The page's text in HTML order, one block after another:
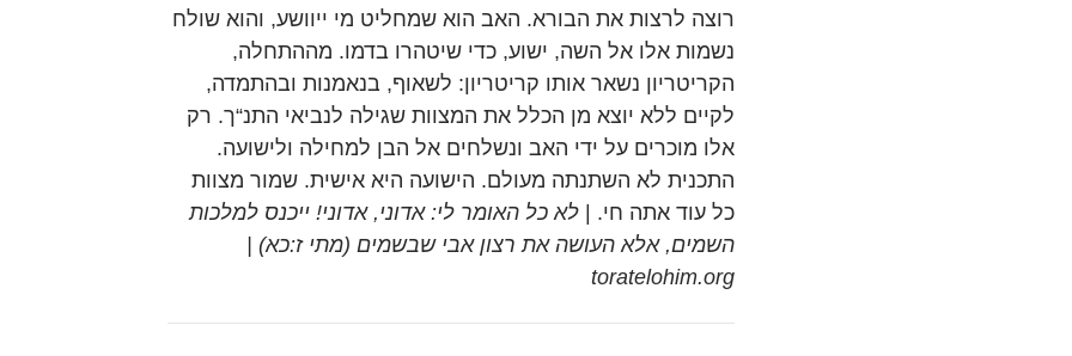
רוצה לרצות את הבורא. האב הוא שמחליט מי ייוושע, והוא שולח
נשמות אלו אל השה, ישוע, כדי שיטהרו בדמו. מההתחלה,
הקריטריון נשאר אותו קריטריון: לשאוף, בנאמנות ובהתמדה,
לקיים ללא יוצא מן הכלל את המצוות שגילה לנביאי התנ“ך. רק
אלו מוכרים על ידי האב ונשלחים אל הבן למחילה ולישועה.
התכנית לא השתנתה מעולם. הישועה היא אישית. שמור מצוות
כל עוד אתה חי. | לא כל האומר לי: אדוני, אדוני! ייכנס למלכות
השמים, אלא העושה את רצון אבי שבשמים (מתי ז:כא) |
toratelohim.org